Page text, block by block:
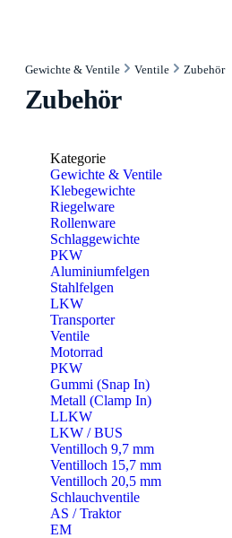
Gewichte & Ventile Ventile Zubehör
Zubehör
Kategorie
Gewichte & Ventile
Klebegewichte
Riegelware
Rollenware
Schlaggewichte
PKW
Aluminiumfelgen
Stahlfelgen
LKW
Transporter
Ventile
Motorrad
PKW
Gummi (Snap In)
Metall (Clamp In)
LLKW
LKW / BUS
Ventilloch 9,7 mm
Ventilloch 15,7 mm
Ventilloch 20,5 mm
Schlauchventile
AS / Traktor
EM